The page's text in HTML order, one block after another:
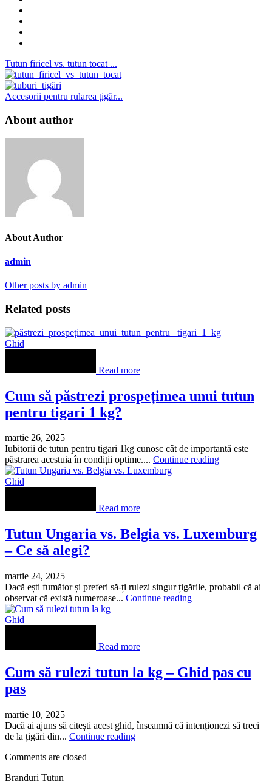
Tutun firicel vs. tutun tocat ...
Accesorii pentru rularea țigăr...
About author
About Author
admin
Other posts by admin
Related posts
Ghid
Read more
Cum să păstrezi prospețimea unui tutun
pentru tigari 1 kg?
martie 26, 2025
Iubitorii de tutun pentru tigari 1kg cunosc cât de importantă este
păstrarea acestuia în condiții optime.... Continue reading
Ghid
Read more
Tutun Ungaria vs. Belgia vs. Luxemburg
– Ce să alegi?
martie 24, 2025
Dacă ești fumător și preferi să-ți rulezi singur țigările, probabil că ai
observat că există numeroase... Continue reading
Ghid
Read more
Cum să rulezi tutun la kg – Ghid pas cu
pas
martie 10, 2025
Dacă ai ajuns să citești acest ghid, înseamnă că intenționezi să treci
de la țigări din... Continue reading
Comments are closed
Branduri Tutun